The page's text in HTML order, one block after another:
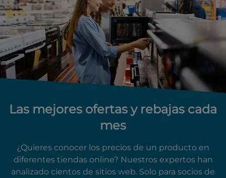
Las mejores ofertas y rebajas cada
mes
¿Quieres conocer los precios de un producto en
diferentes tiendas online? Nuestros expertos han
analizado cientos de sitios web. Solo para socios de